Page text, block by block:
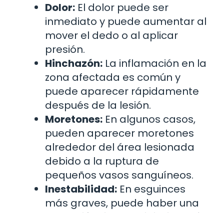
Dolor: El dolor puede ser
inmediato y puede aumentar al
mover el dedo o al aplicar
presión.
Hinchazón: La inflamación en la
zona afectada es común y
puede aparecer rápidamente
después de la lesión.
Moretones: En algunos casos,
pueden aparecer moretones
alrededor del área lesionada
debido a la ruptura de
pequeños vasos sanguíneos.
Inestabilidad: En esguinces
más graves, puede haber una